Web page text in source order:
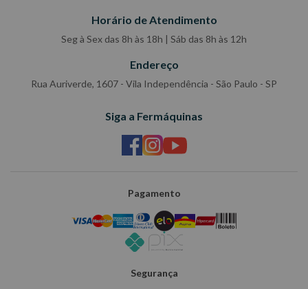
Horário de Atendimento
Seg à Sex das 8h às 18h | Sáb das 8h às 12h
Endereço
Rua Auriverde, 1607 - Vila Independência - São Paulo - SP
Siga a Fermáquinas
Pagamento
Segurança